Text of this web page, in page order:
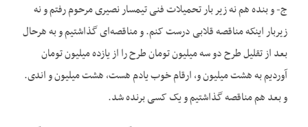
ج- و بنده هم نه زیر بار تحمیلات فنی تیمسار نصیری مرحوم رفتم و نه
زیربار اینکه مناقصه قلابی درست کنم. و مناقصه‌ای گذاشتیم و به هرحال
بعد از تقلیل طرح دو سه میلیون تومان طرح را از یازده میلیون تومان
آوردیم به هشت میلیون و، ارقام خوب یادم هست، هشت میلیون و اندی.
و بعد هم مناقصه گذاشتیم و یک کسی برنده شد.